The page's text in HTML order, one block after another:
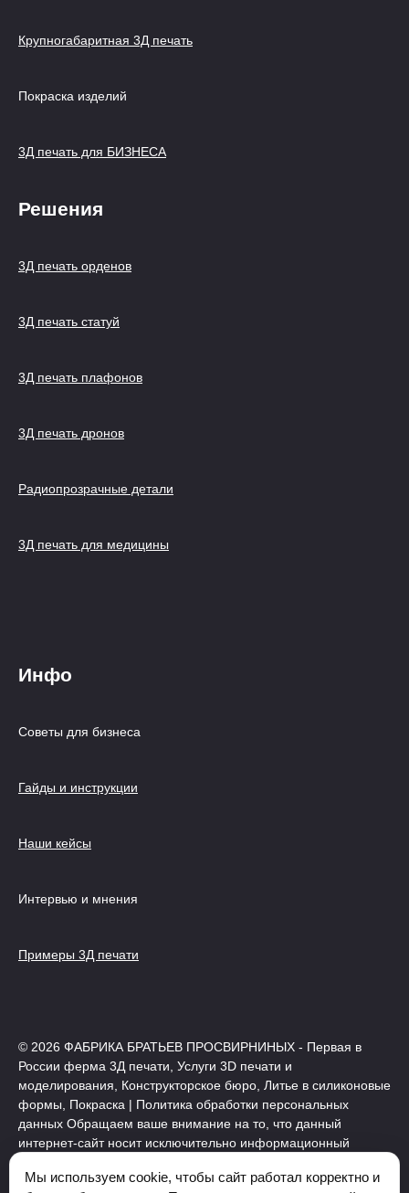
Крупногабаритная 3Д печать
Покраска изделий
3Д печать для БИЗНЕСА
Решения
3Д печать орденов
3Д печать статуй
3Д печать плафонов
3Д печать дронов
Радиопрозрачные детали
3Д печать для медицины
Инфо
Советы для бизнеса
Гайды и инструкции
Наши кейсы
Интервью и мнения
Примеры 3Д печати
© 2026 ФАБРИКА БРАТЬЕВ ПРОСВИРНИНЫХ - Первая в
России ферма 3Д печати, Услуги 3D печати и
моделирования, Конструкторское бюро, Литье в силиконовые
формы, Покраска | Политика обработки персональных
данных Обращаем ваше внимание на то, что данный
интернет-сайт носит исключительно информационный
офертой, определяемой положениями Статьи 437 (2)
Мы используем cookie, чтобы сайт работал корректно и